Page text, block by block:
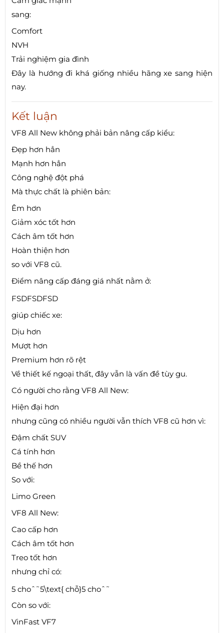
sang:
Comfort
NVH
Trải nghiệm gia đình
Đây là hướng đi khá giống nhiều hãng xe sang hiện
nay.
Kết luận
VF8 All New không phải bản nâng cấp kiểu:
Đẹp hơn hẳn
Mạnh hơn hẳn
Công nghệ đột phá
Mà thực chất là phiên bản:
Êm hơn
Giảm xóc tốt hơn
Cách âm tốt hơn
Hoàn thiện hơn
so với VF8 cũ.
Điểm nâng cấp đáng giá nhất nằm ở:
FSDFSDFSD
giúp chiếc xe:
Dịu hơn
Mượt hơn
Premium hơn rõ rệt
Về thiết kế ngoại thất, đây vẫn là vấn đề tùy gu.
Có người cho rằng VF8 All New:
Hiện đại hơn
nhưng cũng có nhiều người vẫn thích VF8 cũ hơn vì:
Đậm chất SUV
Cá tính hơn
Bề thế hơn
So với:
Limo Green
VF8 All New:
Cao cấp hơn
Cách âm tốt hơn
Treo tốt hơn
nhưng chỉ có:
5 choˆ˜5\text{ chỗ}5 choˆ ˜
Còn so với:
VinFast VF7